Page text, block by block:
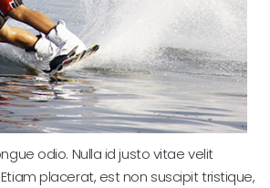
odio. Nulla id justo vitae velit
placerat, est non suscipit tristique,